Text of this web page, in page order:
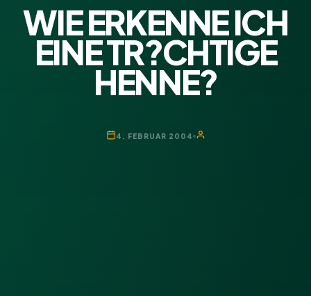
WIE ERKENNE ICH
EINE TR?CHTIGE
HENNE?
4. FEBRUAR 2004